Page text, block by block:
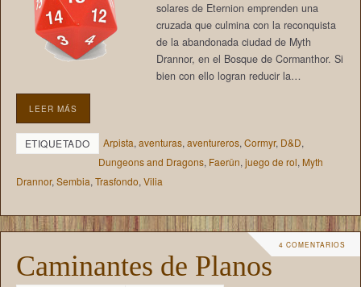
solares de Eternion emprenden una
cruzada que culmina con la reconquista
de la abandonada ciudad de Myth
Drannor, en el Bosque de Cormanthor. Si
bien con ello logran reducir la…
LEER MÁS
ETIQUETADO Arpista, aventuras, aventureros, Cormyr, D&D,
Dungeons and Dragons, Faerûn, juego de rol, Myth
Drannor, Sembia, Trasfondo, Vilia
4 COMENTARIOS
Caminantes de Planos